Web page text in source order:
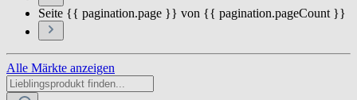
Seite {{ pagination.page }} von {{ pagination.pageCount }}
Alle Märkte anzeigen